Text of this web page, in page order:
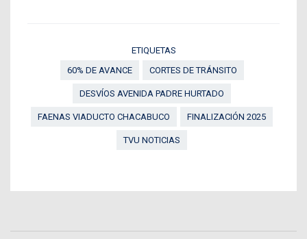
ETIQUETAS
60% DE AVANCE
CORTES DE TRÁNSITO
DESVÍOS AVENIDA PADRE HURTADO
FAENAS VIADUCTO CHACABUCO FINALIZACIÓN 2025
TVU NOTICIAS